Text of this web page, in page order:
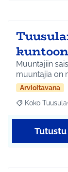
Muuntajiin
muuntajia on
Arvioitavana
Rajaa tulokset
Koko Tuusula
Tutustu